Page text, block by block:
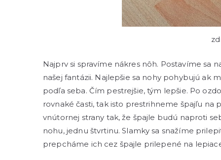
Najprv si spravíme nákres nôh. Postavíme sa
našej fantázii. Najlepšie sa nohy pohybujú ak
podľa seba. Čím pestrejšie, tým lepšie. Po
rovnaké časti, tak isto prestrihneme špajľu
vnútornej strany tak, že špajle budú naproti
nohu, jednu štvrtinu. Slamky sa snažíme
prepcháme ich cez špajle prilepené na